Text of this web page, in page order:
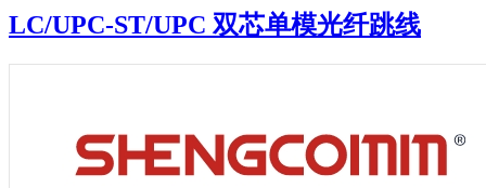
LC/UPC-ST/UPC 双芯单模光纤跳线